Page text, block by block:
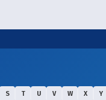
S T U V W X Y